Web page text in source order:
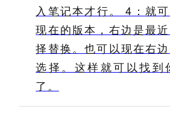
入笔记本才行。 4：就
现在的版本，右边是最
择替换。也可以现在右
选择。这样就可以找到
了。